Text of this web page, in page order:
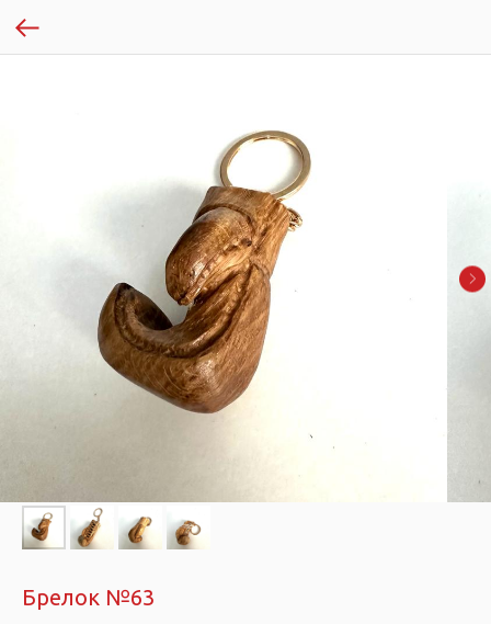
Брелок №63